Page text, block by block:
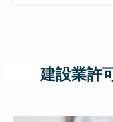
建設業許